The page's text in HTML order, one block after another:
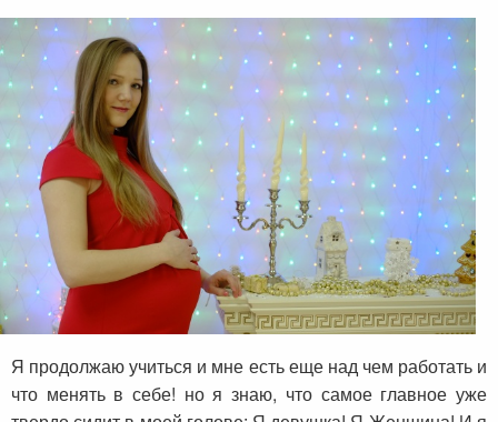
Я продолжаю учиться и мне есть еще над чем работать и
что менять в себе! но я знаю, что самое главное уже